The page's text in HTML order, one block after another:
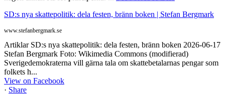
SD:s nya skattepolitik: dela festen, bränn boken | Stefan Bergmark
www.stefanbergmark.se
Artiklar SD:s nya skattepolitik: dela festen, bränn boken 2026-06-17
Stefan Bergmark Foto: Wikimedia Commons (modifierad)
Sverigedemokraterna vill gärna tala om skattebetalarnas pengar som
folkets h...
View on Facebook
· Share